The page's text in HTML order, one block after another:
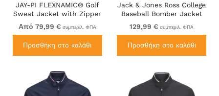
JAY-PI FLEXNAMIC® Golf
Sweat Jacket with Zipper
Black
Από 79,99 € συμπεριλ. ΦΠΑ
Προσθήκη στο καλάθι
Jack & Jones Ross College
Baseball Bomber Jacket
Black
129,99 € συμπεριλ. ΦΠΑ
Προσθήκη στο καλάθι